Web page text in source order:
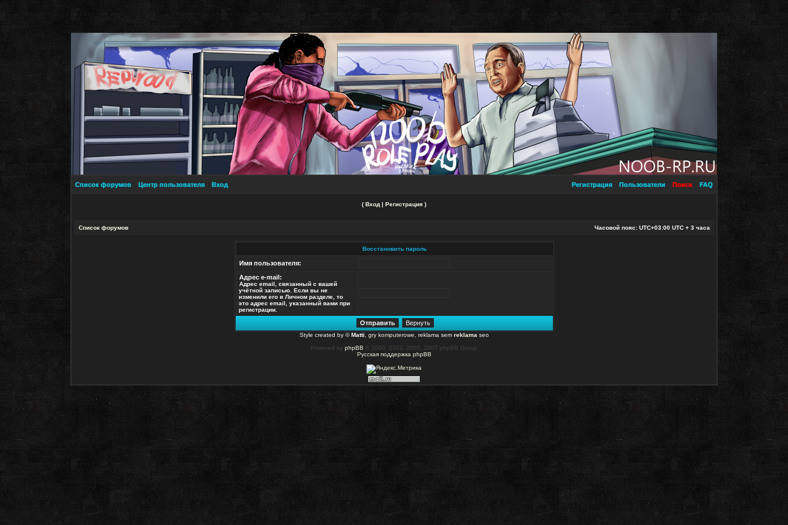
Список форумов Центр пользователя Вход FAQ
Поиск
Пользователи
Регистрация
( Вход | Регистрация )
Список форумов Часовой пояс: UTC+03:00 UTC + 3 часа
Восстановить пароль
Имя пользователя:
Адрес e-mail:
Адрес email, связанный с вашей
учётной записью. Если вы не
изменили его в Личном разделе, то
это адрес email, указанный вами при
регистрации.
Style created by ©Matti gry komputerowe , reklama sem reklama seo
Powered by phpBB © 2000, 2002, 2005, 2007 phpBB Group
Русская поддержка phpBB